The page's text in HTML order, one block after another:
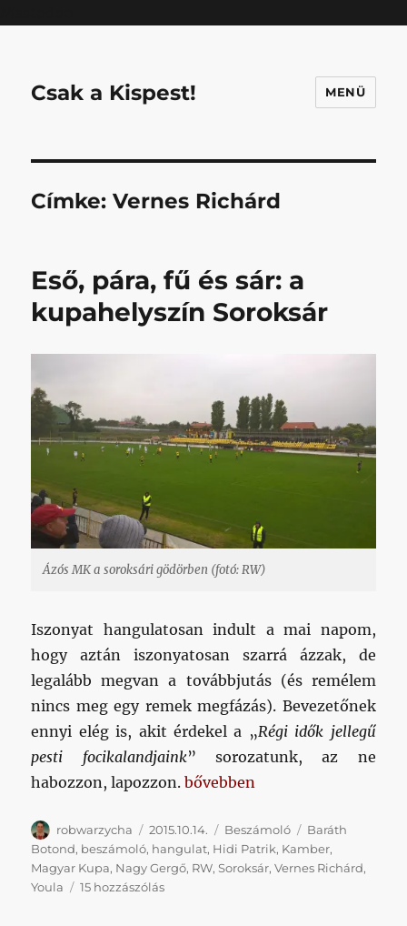
Csak a Kispest! MENÜ
Címke:Vernes Richárd
Eső, pára, fű és sár: a
kupahelyszín Soroksár
Ázós MK a soroksári gödörben (fotó: RW)
Iszonyat hangulatosan indult a mai napom,
hogy aztán iszonyatosan szarrá ázzak, de
legalább megvan a továbbjutás (és remélem
nincs meg egy remek megfázás). Bevezetőnek
ennyi elég is, akit érdekel a „Régi idők jellegű
pesti focikalandjaink” sorozatunk, az ne
habozzon, lapozzon.„Eső, pára, fű és sár: a
bővebben
Szerző
robwarzycha Közzétéve
2015.10.14. Kategória
Beszámoló Címke
Baráth
Botond, beszámoló, hangulat, Hidi Patrik, Kamber,
Magyar Kupa, Nagy Gergő, RW,Soroksár,Vernes Richárd,
Youla
15 hozzászólásEső,